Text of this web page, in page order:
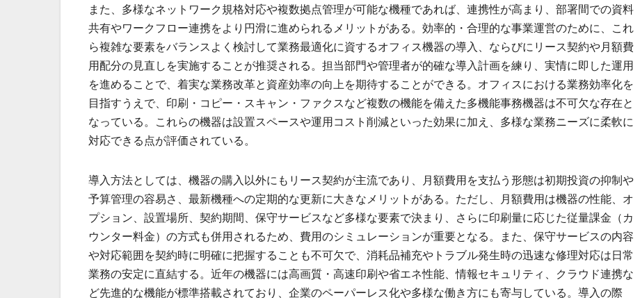
また、多様なネットワーク規格対応や複数拠点管理が可能な機種であれば、連携性が高まり、部署間での資料
共有やワークフロー連携をより円滑に進められるメリットがある。効率的・合理的な事業運営のために、これ
ら複雑な要素をバランスよく検討して業務最適化に資するオフィス機器の導入、ならびにリース契約や月額費
用配分の見直しを実施することが推奨される。担当部門や管理者が的確な導入計画を練り、実情に即した運用
を進めることで、着実な業務改革と資産効率の向上を期待することができる。オフィスにおける業務効率化を
目指すうえで、印刷・コピー・スキャン・ファクスなど複数の機能を備えた多機能事務機器は不可欠な存在と
なっている。これらの機器は設置スペースや運用コスト削減といった効果に加え、多様な業務ニーズに柔軟に
対応できる点が評価されている。
導入方法としては、機器の購入以外にもリース契約が主流であり、月額費用を支払う形態は初期投資の抑制や
予算管理の容易さ、最新機種への定期的な更新に大きなメリットがある。ただし、月額費用は機器の性能、オ
プション、設置場所、契約期間、保守サービスなど多様な要素で決まり、さらに印刷量に応じた従量課金（カ
ウンター料金）の方式も併用されるため、費用のシミュレーションが重要となる。また、保守サービスの内容
や対応範囲を契約時に明確に把握することも不可欠で、消耗品補充やトラブル発生時の迅速な修理対応は日常
業務の安定に直結する。近年の機器には高画質・高速印刷や省エネ性能、情報セキュリティ、クラウド連携な
ど先進的な機能が標準搭載されており、企業のペーパーレス化や多様な働き方にも寄与している。導入の際